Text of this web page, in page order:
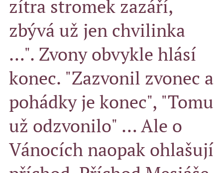
zítra stromek zazáří,
zbývá už jen chvilinka
…". Zvony obvykle hlásí
konec. "Zazvonil zvonec a
pohádky je konec", "Tomu
už odzvonilo" … Ale o
Vánocích naopak ohlašují